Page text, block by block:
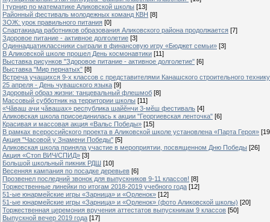
I турнир по математике Аликовской школы [13]
Районный фестиваль молодежных команд КВН [8]
ЗОЖ: урок правильного питания [0]
Спартакиада работников образования Аликовского района продолжается [7]
Здоровое питание - активное долголетие [3]
Одиннадцатиклассники сыграли в финансовую игру «Бюджет семьи» [3]
В Аликовской школе прошел День космонавтики [11]
Выставка рисунков "Здоровое питание - активное долголетие" [6]
Выставка "Мир пернатых" [8]
Встреча учащихся 9-х классов с представителями Канашского строительного
25 апреля - День чувашского языка [9]
Здоровый образ жизни: танцевальный флешмоб [8]
Массовый субботник на территории школы [11]
«Чăваш ачи чăвашах» республика шайĕнчи 3-мĕш фестиваль [4]
Аликовская школа присоединилась к акции "Георгиевская ленточка" [6]
Красивая и массовая акция «Вальс Победы» [15]
В рамках всероссийского проекта в Аликовской школе установлена «Парта Героя»
Акция "Часовой у Знамени Победы" [5]
Аликовская школа приняла участие в мероприятии, посвященном Дню Победы [26]
Акция «Стоп ВИЧ/СПИД» [3]
Большой школьный пикник РДШ [10]
Весенняя кампания по посадке деревьев [6]
Прозвенел последний звонок для выпускников 9-11 классов! [8]
Торжественные линейки по итогам 2018-2019 учебного года [12]
51-ые юнармейские игры «Зарница» и «Орленок» [12]
51-ые юнармейские игры «Зарница» и «Орленок» (фото Аликовской школы) [20]
Торжественная церемония вручения аттестатов выпускникам 9 классов [50]
Выпускной вечер 2019 года [17]